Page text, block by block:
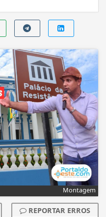
Montagem
REPORTAR ERROS